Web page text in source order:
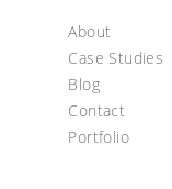
About
Case Studies
Blog
Contact
Portfolio